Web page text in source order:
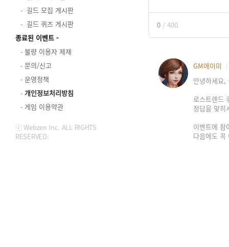
길드 모집 게시판
길드 퀴즈 게시판
종료된 이벤트
불량 이용자 제재
문의/신고
운영정책
개인정보처리방침
게임 이용약관
ⓒ Webzen Inc. ALL RIGHTS
RESERVED.
0 / 400
GM에이미
안녕하세요,
로스트랜드
정답을 맞히
이벤트에 참
다음에도